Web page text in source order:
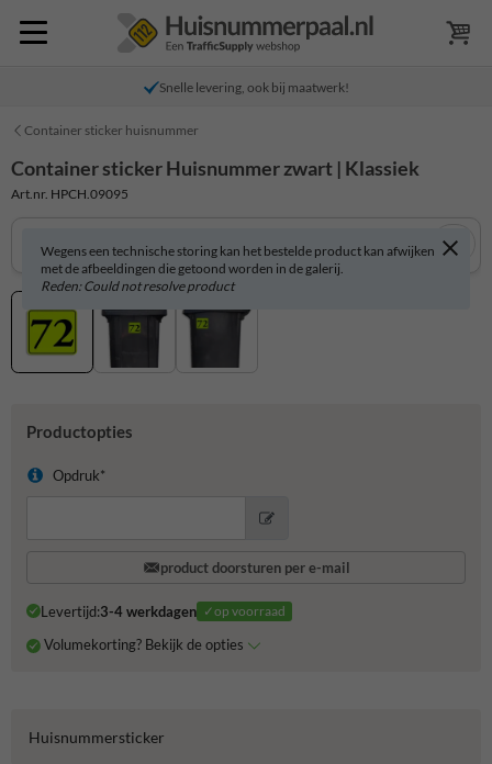
Snelle levering, ook bij maatwerk!
Container sticker huisnummer
Container sticker Huisnummer zwart | Klassiek
Art.nr. HPCH.09095
Wegens een technische storing kan het bestelde product kan afwijken
met de afbeeldingen die getoond worden in de galerij.
Reden: Could not resolve product
Productopties
Opdruk*
product doorsturen per e-mail
Levertijd:3-4 werkdagen ✓op voorraad
Volumekorting? Bekijk de opties
Huisnummersticker